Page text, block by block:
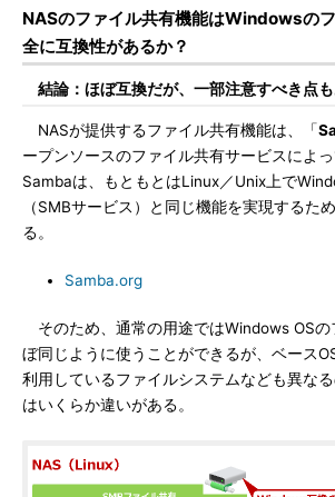
NASのファイル共有機能はWindowsの
全に互換性があるか？
結論：ほぼ互換だが、一部注意すべき点も
NASが提供するファイル共有機能は、「
ープンソースのファイル共有サービスによっ
Sambaは、もともとはLinux／Unix上で
（SMBサービス）と同じ機能を実現するた
る。
Samba.org
そのため、通常の用途ではWindows OSの
ぼ同じように使うことができるが、ベース
利用しているファイルシステムなども異な
はいくらか違いがある。